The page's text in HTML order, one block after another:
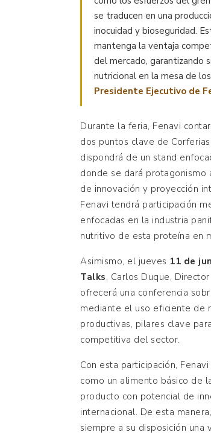
se traducen en una
inocuidad y bioseguridad.
mantenga la ventaja
del mercado, garantizando
nutricional en la mesa de
Presidente Ejecutivo de
Durante la feria, Fenavi
dos puntos clave de
dispondrá de un stand
donde se dará protagonismo
de innovación y proyección
Fenavi tendrá participación
enfocadas en la industria
nutritivo de esta proteína en
Asimismo, el jueves 11 de
Talks, Carlos Duque,
ofrecerá una conferencia
mediante el uso eficiente de
productivas, pilares clave
competitiva del sector.
Con esta participación,
como un alimento básico de
producto con potencial de
internacional. De esta
siempre a su disposición